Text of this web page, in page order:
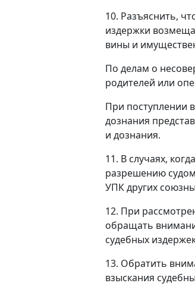
10. Разъяснить,
издержки
вины и
По делам о
родителей или
При поступлении
дознания
и дознания.
11. В случаях,
разрешению
УПК других
12. При
обращать
судебных
13. Обратить
взыскания